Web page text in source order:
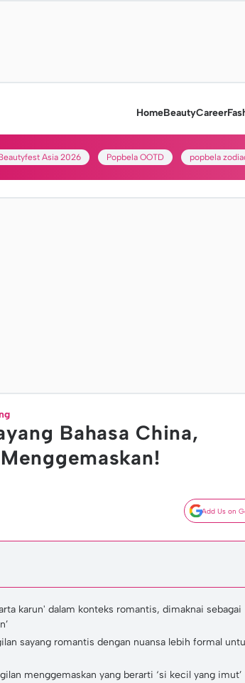
HomeBeautyCareer
Asia 2026 Popbela OOTD popbela
Bahasa China,
Add Us on
karun' dalam konteks romantis, dimaknai sebagai
sayang romantis dengan nuansa lebih formal
menggemaskan yang berarti ‘si kecil yang imut’